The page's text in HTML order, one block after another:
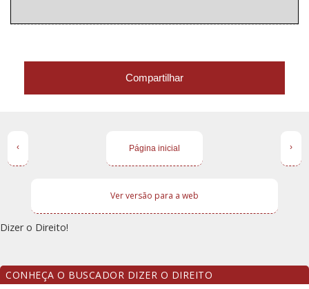
Compartilhar
‹ ›
Página inicial
Ver versão para a web
Dizer o Direito!
CONHEÇA O BUSCADOR DIZER O DIREITO